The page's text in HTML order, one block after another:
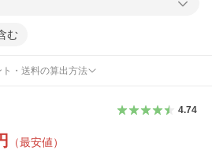
む
ト・送料の算出方法
4.74
（最安値）